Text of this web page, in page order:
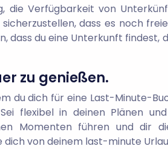
die Verfügbarkeit von
dass es noch
du eine Unterkunft findest,
zu genießen.
du dich für eine Last-Minute-
flexibel in deinen Plänen
Momenten führen und dir
dich von deinem last-minute